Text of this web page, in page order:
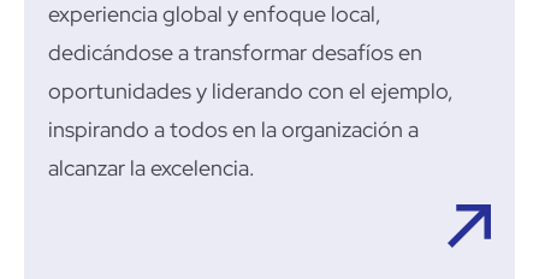
experiencia global y enfoque local,
dedicándose a transformardesafíos en
oportunidades y liderando con el ejemplo,
inspirando a todos en laorganización a
alcanzar laexcelencia.